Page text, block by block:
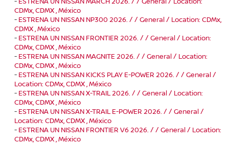
CDMx, CDMX , México
- ESTRENA UN NISSAN NP300 2026. / / General / Location: CDMx,
CDMX , México
- ESTRENA UN NISSAN FRONTIER 2026. / / General / Location:
CDMx, CDMX , México
- ESTRENA UN NISSAN MAGNITE 2026. / / General / Location:
CDMx, CDMX , México
- ESTRENA UN NISSAN KICKS PLAY E-POWER 2026. / / General /
Location: CDMx, CDMX , México
- ESTRENA UN NISSAN X-TRAIL 2026. / / General / Location:
CDMx, CDMX , México
- ESTRENA UN NISSAN X-TRAIL E-POWER 2026. / / General /
Location: CDMx, CDMX , México
- ESTRENA UN NISSAN FRONTIER V6 2026. / / General / Location:
CDMx, CDMX , México